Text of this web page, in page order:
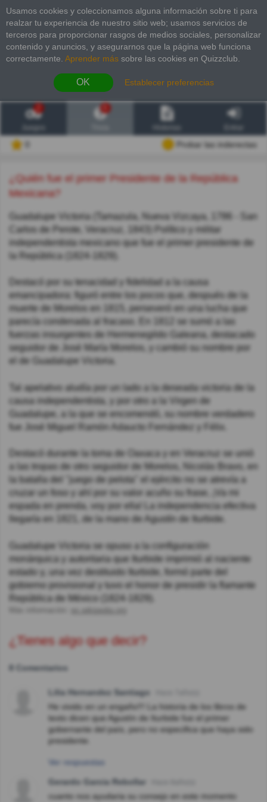
Usamos cookies y coleccionamos alguna información sobre ti para
realzar tu experiencia de nuestro sitio web; usamos servicios de
terceros para proporcionar rasgos de medios sociales, personalizar
contenido y anuncios, y asegurarnos que la página web funciona
correctamente. Aprender más sobre las cookies en Quizzclub.
OK Establecer preferencias
2
Probar las inderectas
¿Quién fue el primer Presidente de la República
Mexicana?
Guadalupe Victoria (Tamazula, Nueva Vizcaya, 1786 - San
Carlos de Perote, Veracruz, 1843) Político y militar
independentista mexicano que fue el primer presidente de
la República (1824-1829).
Destacó por su tenacidad y fidelidad a la causa
emancipadora: figuró entre los pocos que, después de la
muerte de Morelos en 1815, perseveró en una lucha que
parecía condenada al fracaso. En 1812 se sumó a las
fuerzas insurgentes de Hermenegildo Galeana, destacado
seguidor de José María Morelos, y cambió su nombre por
el de Guadalupe Victoria.
Tal apelativo aludía por un lado a la deseada victoria de la
causa independentista, y por otro a la Virgen de
Guadalupe, a la que se encomendó, su nombre verdadero
fue José Miguel Ramón Adaucto Fernández y Félix.
Destacó durante la toma de Oaxaca y en Veracruz se unió
a las tropas de otro seguidor de Morelos, Nicolás Bravo, en
la batalla del "juego de pelota" el ejército no se atrevía a
cruzar un foso y ahí por su valor acuño su frase, ¡Va mi
espada en prenda, voy por ella! La independencia efectiva
llegaría en 1821, de la mano de Agustín de Iturbide.
Guadalupe Victoria se opuso a la configuración
monárquica y autoritaria que Iturbide imprimió al naciente
estado y, una vez destituido Iturbide, formó parte del
gobierno provisional y tuvo el honor de presidir la flamante
República de México (1824-1829).
es.wikipedia.org
¿Tienes algo que decir?
8 Comentarios
Lilia Hernandez Santiago
He vivido en un engaño!!! La historia de los libros de
texto dicen que Agustín de Iturbide fue el primer
gobernante del país, pero no especifica que haya sido
presidente.
Ver respuestas
Gerardo Garcia Rebollar
cuanto nos ayudaria su consejo en este momento